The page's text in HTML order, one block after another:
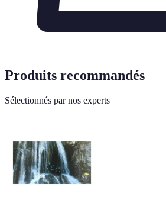
Produits recommandés
Sélectionnés par nos experts